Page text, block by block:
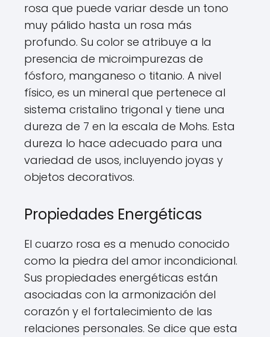
rosa que puede variar desde un tono
muy pálido hasta un rosa más
profundo. Su color se atribuye a la
presencia de microimpurezas de
fósforo, manganeso o titanio. A nivel
físico, es un mineral que pertenece al
sistema cristalino trigonal y tiene una
dureza de 7 en la escala de Mohs. Esta
dureza lo hace adecuado para una
variedad de usos, incluyendo joyas y
objetos decorativos.
Propiedades Energéticas
El cuarzo rosa es a menudo conocido
como la piedra del amor incondicional.
Sus propiedades energéticas están
asociadas con la armonización del
corazón y el fortalecimiento de las
relaciones personales. Se dice que esta